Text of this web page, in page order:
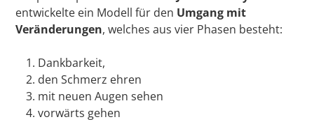
entwickelte ein Modell für den Umgang mit
Veränderungen, welches aus vier Phasen besteht:
Dankbarkeit,
den Schmerz ehren
mit neuen Augen sehen
vorwärts gehen